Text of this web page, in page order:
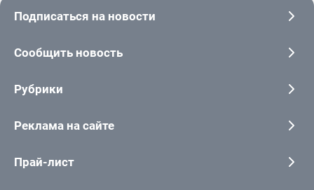
Подписаться на новости
Сообщить новость
Рубрики
Реклама на сайте
Прай-лист